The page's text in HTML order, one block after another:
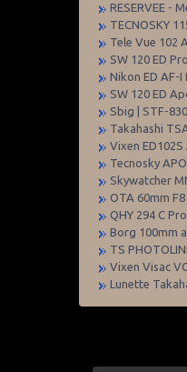
RESERVEE -
TECNOSKY
Tele Vue 102
SW 120 ED
Nikon ED AF-I
SW 120 ED
Sbig | STF-
Takahashi
Vixen ED102S
Tecnosky
Skywatcher
OTA 60mm
QHY 294 C Pro
Borg 100mm
TS
Vixen Visac
Lunette